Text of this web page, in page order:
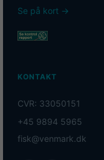
Se på kort →
KONTAKT
CVR: 33050151
+45 9894 5965
fisk@venmark.dk